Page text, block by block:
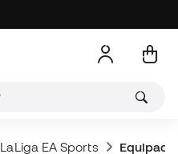
LaLiga EA Sports